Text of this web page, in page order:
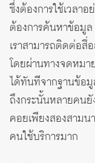
ซึ่งต้องการใช้เวลา
ต้องการค้นหาข้อมู
เราสามารถติดต่อสื่
โดยผ่านทางจดหม
ได้ทันทีจากฐานข้อ
ถึงกระนั้นหลายคนยั
คอยเพียงสองสาม
คนใช้บริการมาก